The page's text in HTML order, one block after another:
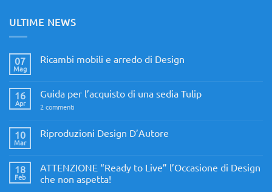
ULTIME NEWS
07
Mag
Ricambi mobili e arredo di Design
Ricambi
e
Design
16
Apr
Guida per l’acquisto di una sedia Tulip
2 commenti
l’acquisto
di
10
Mar
Riproduzioni Design D’Autore
Riproduzioni
Design
D’Autore
18
Feb
ATTENZIONE “Ready to Live” l’Occasione di Design
che non aspetta!